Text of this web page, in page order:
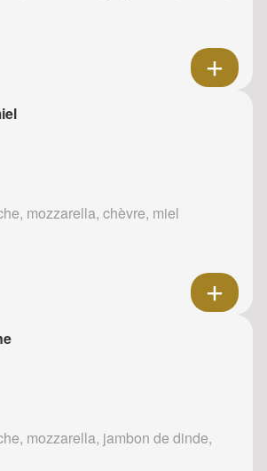
mozzarella, chèvre, miel
mozzarella, jambon de dinde,